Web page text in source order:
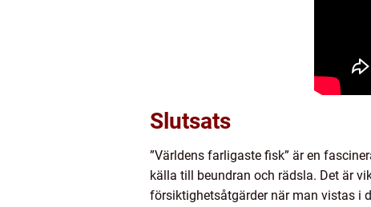
Slutsats
”Världens farligaste fisk” är en
källa till beundran och rädsla. Det är
försiktighetsåtgärder när man vistas i